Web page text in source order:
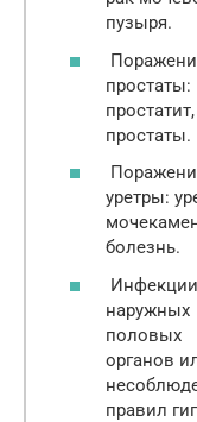
пузыря.
простаты:
простаты.
уретры:
болезнь.
Инфекции
наружных
половых
органов
правил